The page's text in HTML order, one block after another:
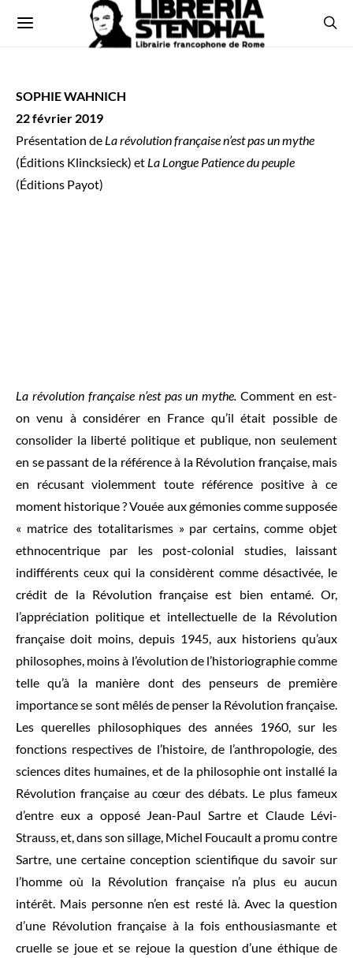
SOPHIE WAHNICH
22 février 2019
Présentation de La révolution française n’est pas un mythe
(Éditions Klincksieck) et La Longue Patience du peuple
(Éditions Payot)
La révolution française n’est pas un mythe.Comment en est-
on venu à considérer en France qu’il était possible de
consolider la liberté politique et publique, non seulement
en se passant de la référence à la Révolution française, mais
en récusant violemment toute référence positive à ce
moment historique ? Vouée aux gémonies comme supposée
« matrice des totalitarismes » par certains, comme objet
ethnocentrique par les post-colonial studies, laissant
indifférents ceux qui la considèrent comme désactivée, le
crédit de la Révolution française est bien entamé. Or,
l’appréciation politique et intellectuelle de la Révolution
française doit moins, depuis 1945, aux historiens qu’aux
philosophes, moins à l’évolution de l’historiographie comme
telle qu’à la manière dont des penseurs de première
importance se sont mêlés de penser la Révolution française.
Les querelles philosophiques des années 1960, sur les
fonctions respectives de l’histoire, de l’anthropologie, des
sciences dites humaines, et de la philosophie ont installé la
Révolution française au cœur des débats. Le plus fameux
d’entre eux a opposé Jean-Paul Sartre et Claude Lévi-
Strauss, et, dans son sillage, Michel Foucault a promu contre
Sartre, une certaine conception scientifique du savoir sur
l’homme où la Révolution française n’a plus eu aucun
intérêt. Mais personne n’en est resté là. Avec la question
d’une Révolution française à la fois enthousiasmante et
cruelle se joue et se rejoue la question d’une éthique de